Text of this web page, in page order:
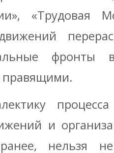
«Трудовая
фронты
правящими.
и
ранее, нельзя